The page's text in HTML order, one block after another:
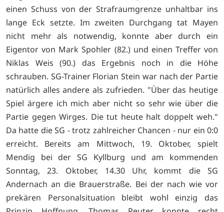
einen Schuss von der Strafraumgrenze unhaltbar ins
lange Eck setzte. Im zweiten Durchgang tat Mayen
nicht mehr als notwendig, konnte aber durch ein
Eigentor von Mark Spohler (82.) und einen Treffer von
Niklas Weis (90.) das Ergebnis noch in die Höhe
schrauben. SG-Trainer Florian Stein war nach der Partie
natürlich alles andere als zufrieden. "Über das heutige
Spiel ärgere ich mich aber nicht so sehr wie über die
Partie gegen Wirges. Die tut heute halt doppelt weh."
Da hatte die SG - trotz zahlreicher Chancen - nur ein 0:0
erreicht. Bereits am Mittwoch, 19. Oktober, spielt
Mendig bei der SG Kyllburg und am kommenden
Sonntag, 23. Oktober, 14.30 Uhr, kommt die SG
Andernach an die Brauerstraße. Bei der nach wie vor
prekären Personalsituation bleibt wohl einzig das